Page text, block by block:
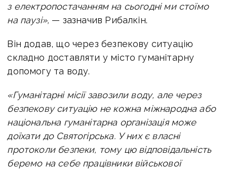
з електропостачанням на сьогодні ми стоїмо
на паузі», — зазначив Рибалкін.
Він додав, що через безпекову ситуацію
складно доставляти у місто гуманітарну
допомогу та воду.
«Гуманітарні місії завозили воду, але через
безпекову ситуацію не кожна міжнародна або
національна гуманітарна організація може
доїхати до Святогірська. У них є власні
протоколи безпеки, тому цю відповідальність
беремо на себе працівники військової